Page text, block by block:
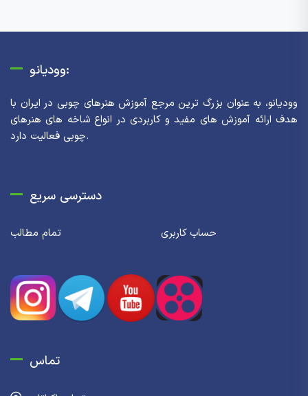
وودیانو:
وودیانو، به عنوان بزرگ ترین مرجع آموزش هنرهای چوبی در ایران با
هدف ارائه آموزش های مفید و کاربردی در انواع شاخه های هنرهای
چوبی فعالیت دارد.
دسترسی سریع
تمام مطالب حساب کاربری
تماس